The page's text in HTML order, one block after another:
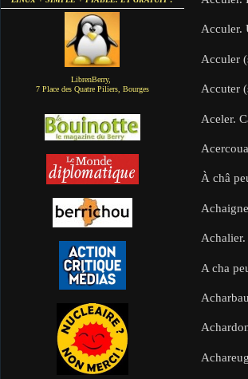
LibrenBerry,
7 Place des Quatre Piliers, Bourges
Acculer.
Acculer
Accuter
Aceler.
À châ
Achalier.
A cha